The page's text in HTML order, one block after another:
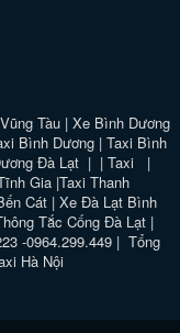
Tàu | Xe Bình Dương
Bình Dương | Taxi Bình
Đà Lạt | | Taxi
|
Gia |Taxi Thanh
Cát | Xe Đà Lạt Bình
Tắc Cống Đà Lạt |
-0964.299.449 | Tổng
Hà Nội